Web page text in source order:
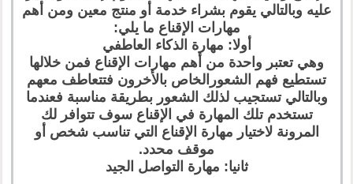
عليه وبالتالي يقوم بشراء خدمة أو منتج معين ومن أهم
مهارات الإقناع ما يلي:
أولا: مهارة الذكاء العاطفي
وهي تعتبر واحدة من أهم مهارات الإقناع فمن خلالها
تستطيع فهم الشعورالخاص بالأخرون فتتعاطف معهم
وبالتالي تستجيب لذلك الشعور بطريقة مناسبة فعندما
تستخدم تلك المهارة في الإقناع سوف تتوافر لك
المرونة لاختيار مهارة الإقناع التي تناسب شخص أو
موقف محدد.
ثانيا: مهارة التواصل الجيد